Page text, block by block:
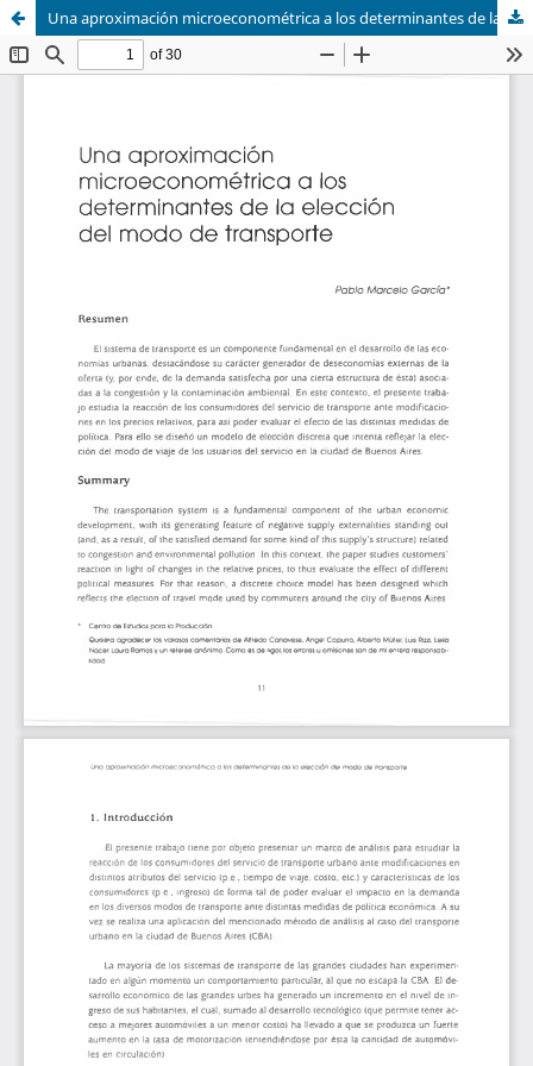
Una aproximación microeconométrica a los determinantes de la elección del modo de transporte